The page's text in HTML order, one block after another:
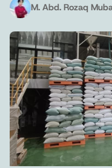
M. Abd. Rozaq